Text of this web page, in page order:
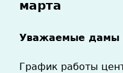
марта
Уважаемые дамы
График работы